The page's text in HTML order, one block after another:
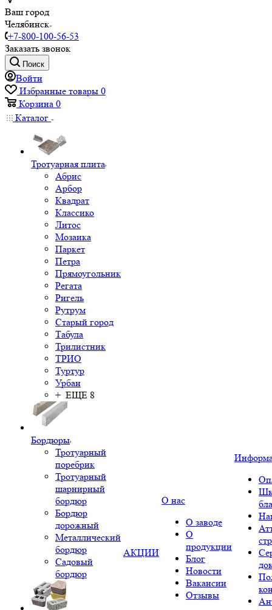
Ваш город
Челябинск
+7-800-100-56-53
Заказать звонок
Поиск
Войти
Избранные товары 0
Корзина 0
Каталог
Тротуарная плита
Абрис
Арбор
Квадрат
Классико
Литос
Мозаика
Паркет
Петра
Прямоугольник
Регата
Ригель
Рутрум
Старый город
Табула
Трилистник
ТРИО
Туртур
Урбан
+ ЕЩЕ 8
Бордюры
Тротуарный
поребрик
Тротуарный
шарнирный
бордюр
Бордюр
дорожный
Металлический
бордюр
Садовый
бордюр
АКЦИИ
О нас
О заводе
О
продукции
Блог
Новости
Вакансии
Отзывы